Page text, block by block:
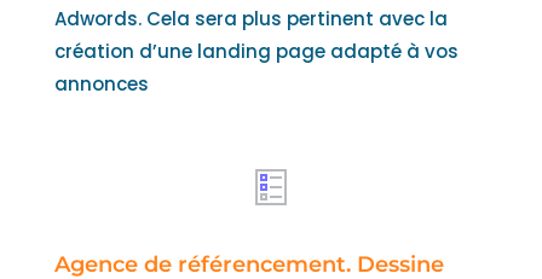
Adwords. Cela sera plus pertinent avec la
création d’une landing page adapté à vos
annonces
Agence de référencement. Dessine